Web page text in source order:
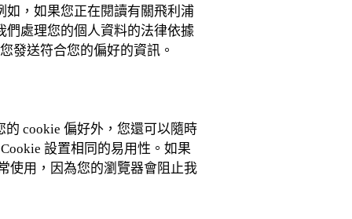
如，如果您正在閱讀有關飛利浦
處理您的個人資料的法律依據
發送符合您的偏好的資訊。
cookie 偏好外，您還可以隨時
設置相同的易用性。如果
使用，因為您的瀏覽器會阻止我